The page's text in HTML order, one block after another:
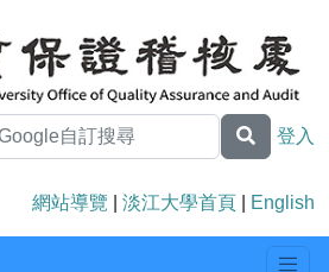
登入
網站導覽 淡江大學首頁 English